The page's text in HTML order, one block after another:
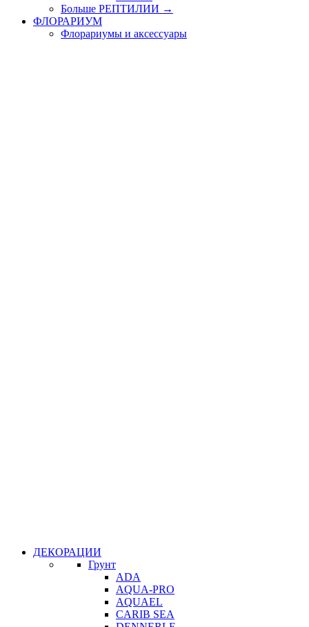
Больше РЕПТИЛИИ →
ФЛОРАРИУМ
Флорариумы и аксессуары
ДЕКОРАЦИИ
Грунт
ADA
AQUA-PRO
AQUAEL
CARIB SEA